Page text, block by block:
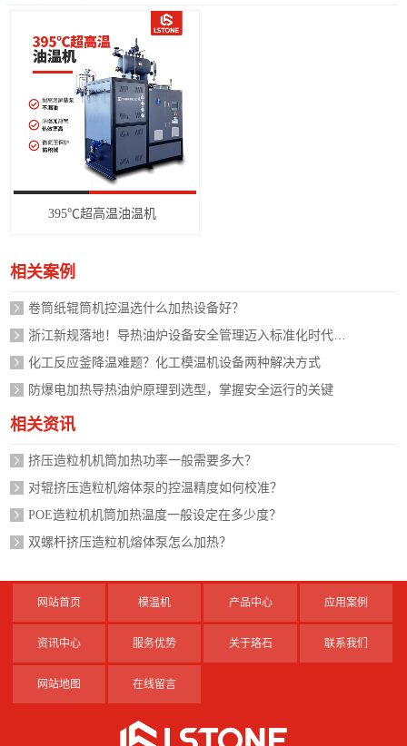
395℃超高温油温机
相关案例
卷筒纸辊筒机控温选什么加热设备好？
化工反应釜降温难题？化工模温机设备两种解决方式
防爆电加热导热油炉原理到选型，掌握安全运行的关键
相关资讯
挤压造粒机机筒加热功率一般需要多大？
对辊挤压造粒机熔体泵的控温精度如何校准？
POE造粒机机筒加热温度一般设定在多少度？
双螺杆挤压造粒机熔体泵怎么加热？
网站首页 模温机 产品中心 应用案例
资讯中心 服务优势 关于珞石 联系我们
网站地图 在线留言